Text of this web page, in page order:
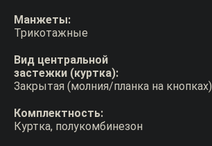
Манжеты:
Трикотажные
Вид центральной
застежки (куртка):
Закрытая (молния/планка на кнопках)
Комплектность:
Куртка, полукомбинезон